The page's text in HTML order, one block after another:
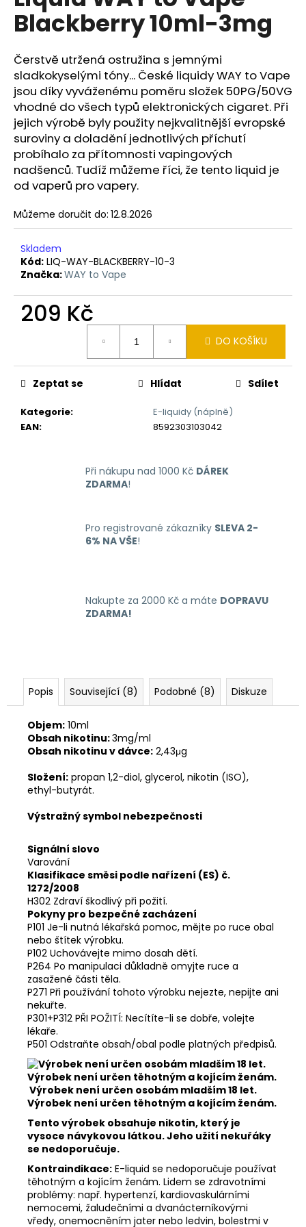
0,0
hvězdiček.
Blackberry 10ml-3mg
Čerstvě utržená ostružina s jemnými
sladkokyselými tóny... České liquidy WAY to Vape
jsou díky vyváženému poměru složek 50PG/50VG
vhodné do všech typů elektronických cigaret. Při
jejich výrobě byly použity nejkvalitnější evropské
suroviny a doladění jednotlivých příchutí
probíhalo za přítomnosti vapingových
nadšenců. Tudíž můžeme říci, že tento liquid je
od vaperů pro vapery.
Můžeme doručit do: 12.8.2026
Skladem
Kód: LIQ-WAY-BLACKBERRY-10-3
Značka:WAY to Vape
209 Kč
DO KOŠÍKU
Kategorie:
E-liquidy (náplně)
EAN: 8592303103042
Zeptat se Hlídat Sdílet
Při nákupu nad 1000 Kč DÁREK
ZDARMA!
Pro registrované zákazníky SLEVA 2-
6% NA VŠE!
Nakupte za 2000 Kč a máte DOPRAVU
ZDARMA!
Popis Související (8) Podobné (8) Diskuze
Objem: 10ml
Obsah nikotinu:3mg/ml
Obsah nikotinu v dávce: 2,43μg
Složení: propan 1,2-diol, glycerol, nikotin (ISO),
ethyl-butyrát.
Výstražný symbol nebezpečnosti
Signální slovo
Varování
Klasifikace směsi podle nařízení (ES) č.
1272/2008
H302 Zdraví škodlivý při požití.
Pokyny pro bezpečné zacházení
P101 Je-li nutná lékařská pomoc, mějte po ruce obal
nebo štítek výrobku.
P102 Uchovávejte mimo dosah dětí.
P264 Po manipulaci důkladně omyjte ruce a
zasažené části těla.
P271 Při používání tohoto výrobku nejezte, nepijte ani
nekuřte.
P301+P312 PŘI POŽITÍ: Necítíte-li se dobře, volejte
lékaře.
P501 Odstraňte obsah/obal podle platných předpisů.
Výrobek není určen osobám mladším 18 let.
Výrobek není určen těhotným a kojícím ženám.
Tento výrobek obsahuje nikotin, který je
vysoce návykovou látkou. Jeho užití nekuřáky
se nedoporučuje.
Kontraindikace: E-liquid se nedoporučuje používat
těhotným a kojícím ženám. Lidem se zdravotními
problémy: např. hypertenzí, kardiovaskulárními
nemocemi, žaludečními a dvanácterníkovými
vředy, onemocněním jater nebo ledvin, bolestmi v
a
j
í
t
?
HLEDAT
D
o
p
o
u
u
m
e
OXVA